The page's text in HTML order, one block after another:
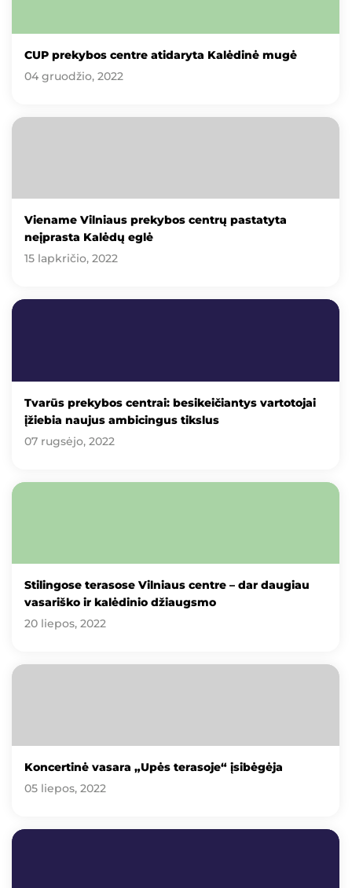
CUP prekybos centre atidaryta Kalėdinė mugė
04 gruodžio, 2022
Viename Vilniaus prekybos centrų pastatyta
neįprasta Kalėdų eglė
15 lapkričio, 2022
Tvarūs prekybos centrai: besikeičiantys vartotojai
įžiebia naujus ambicingus tikslus
07 rugsėjo, 2022
Stilingose terasose Vilniaus centre – dar daugiau
vasariško ir kalėdinio džiaugsmo
20 liepos, 2022
Koncertinė vasara „Upės terasoje“ įsibėgėja
05 liepos, 2022